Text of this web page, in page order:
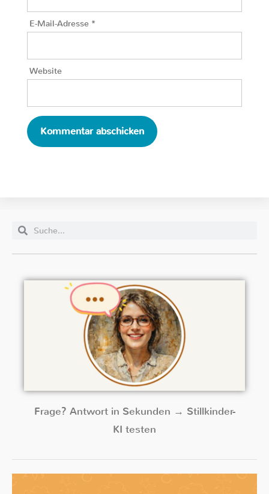
E-Mail-Adresse *
Website
Frage? Antwort in Sekunden → Stillkinder-
KI testen